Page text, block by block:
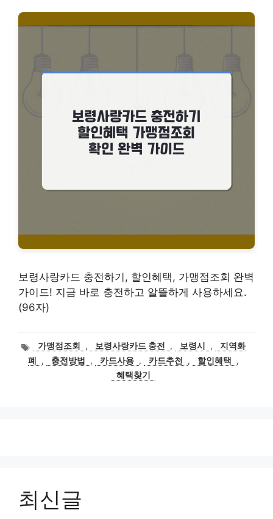
보령사랑카드 충전하기, 할인혜택, 가맹점조회 완벽
가이드! 지금 바로 충전하고 알뜰하게 사용하세요.
(96자)
태
그
가맹점조회 , 보령사랑카드 충전 , 보령시 ,
지역화
폐
, 충전방법 , 카드사용 , 카드추천 , 할인혜택
,
혜택찾기
최신글